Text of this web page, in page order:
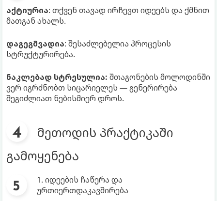
აქტიურია: თქვენ თავად ირჩევთ იდეებს და ქმნით
მათგან ახალს.
დაგეგმვადია: შესაძლებელია პროცესის
სტრუქტურირება.
ნაკლებად სტრესულია: შთაგონების მოლოდინში
ვერ იგრძნობთ სიცარიელეს — გენერირება
შეგიძლიათ ნებისმიერ დროს.
მეთოდის პრაქტიკაში
გამოყენება
1. იდეების ჩაწერა და
ურთიერთდაკავშირება